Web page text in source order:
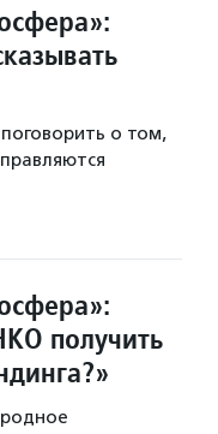
о том,
получить